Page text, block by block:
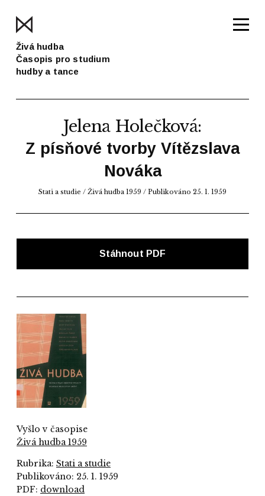
Živá hudba
Časopis pro studium
hudby a tance
Jelena Holečková:
Z písňové tvorby Vítězslava
Nováka
Stati a studie / Živá hudba 1959 / Publikováno 25. 1. 1959
Stáhnout PDF
Vyšlo v časopise
Živá hudba 1959
Rubrika: Stati a studie
Publikováno: 25. 1. 1959
PDF: download